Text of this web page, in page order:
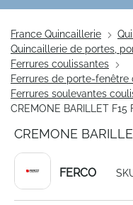
France Quincaillerie
Quincaillerie de portes,
Ferrures coulissantes
Ferrures de porte-fenêtre
Ferrures soulevantes
CREMONE BARILLET F15
CREMONE
FERCO